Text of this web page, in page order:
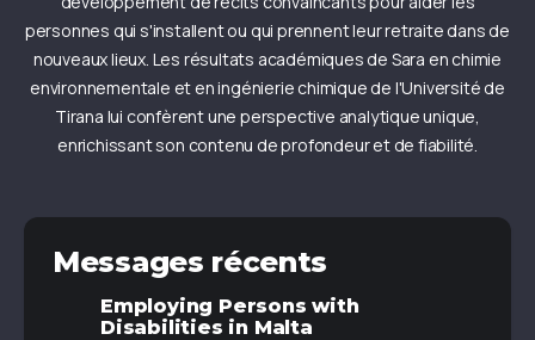
personnes qui s'installent ou qui prennent leur retraite dans de
nouveaux lieux. Les résultats académiques de Sara en chimie
environnementale et en ingénierie chimique de l'Université de
Tirana lui confèrent une perspective analytique unique,
enrichissant son contenu de profondeur et de fiabilité.
Messages récents
Employing Persons with
Disabilities in Malta